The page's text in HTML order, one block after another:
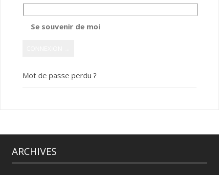
Se souvenir de moi
Mot de passe perdu ?
ARCHIVES